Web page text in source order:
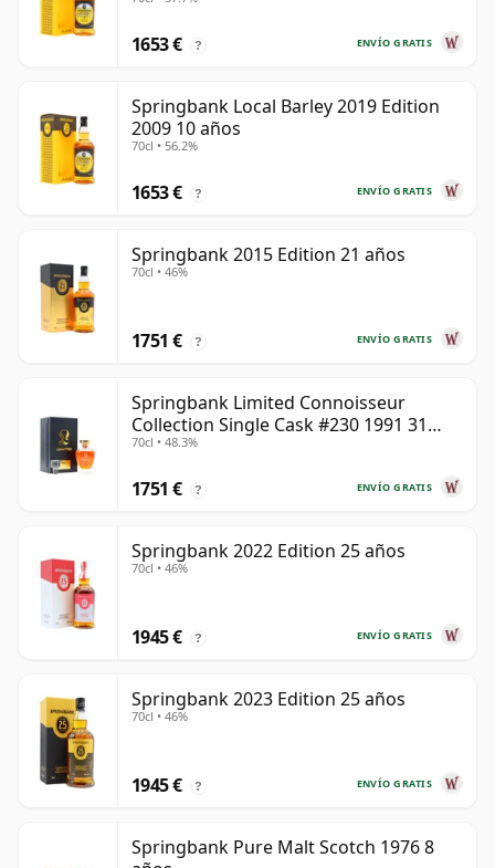
ENVÍO GRATIS
1653 € ?
Springbank Local Barley 2019 Edition
2009 10 años
70cl • 56.2%
ENVÍO GRATIS
1653 € ?
Springbank 2015 Edition 21 años
70cl • 46%
ENVÍO GRATIS
1751 € ?
Springbank Limited Connoisseur
Collection Single Cask #230 1991 31
años
70cl • 48.3%
ENVÍO GRATIS
1751 € ?
Springbank 2022 Edition 25 años
70cl • 46%
ENVÍO GRATIS
1945 € ?
Springbank 2023 Edition 25 años
70cl • 46%
ENVÍO GRATIS
1945 € ?
Springbank Pure Malt Scotch 1976 8